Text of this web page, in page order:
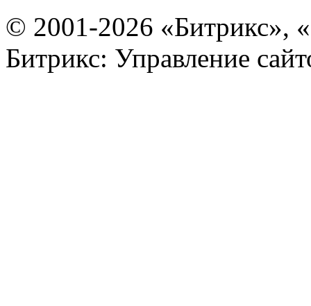
© 2001-2026 «Битрикс»,
Битрикс: Управление